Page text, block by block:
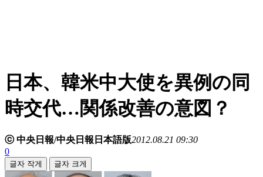
日本、韓米中大使を異例の同
時交代…関係改善の意図？
ⓒ 中央日報/中央日報日本語版2012.08.21 09:30
0
글자 작게 글자 크게